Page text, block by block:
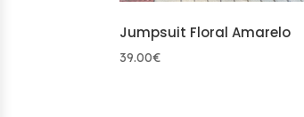
Jumpsuit Floral Amarelo
39.00€